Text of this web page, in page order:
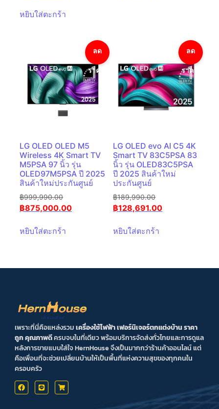
หยิบใส่ตะกร้า
ลด
ราคา!
LG OLED OLED M5
Wireless 4K Smart TV
M5PSA 97 นิ้ว รุ่น
OLED97M5PSA ปี 2025
สินค้าใหม่ประกันศูนย์
฿999,990.00
฿875,000.00
หยิบใส่ตะกร้า
ลด
ราคา!
LG OLED evo AI C5 4K
Smart TV 83C5PSA 83
นิ้ว รุ่น OLED83C5PSA
ปี 2025 สินค้าใหม่
ประกันศูนย์
฿189,990.00
฿128,691.00
หยิบใส่ตะกร้า
เพราะที่นี่คือแหล่งรวมเครื่องใช้ไฟฟ้า เฟอร์นิเจอร์ตกแต่งบ้าน ราคา
ถูก คุณภาพดีครบจบในที่เดียว พร้อมบริการจัดส่งทั่วไทยและการดูแล
หลังการขายแบบใส่ใจ HernHouse จึงเป็นมากกว่าร้านค้าออนไลน์ แต่
คือเพื่อนที่จะช่วยเปลี่ยนบ้านให้เป็นพื้นที่แห่งความสุขของทุกคนใน
ครอบครัว